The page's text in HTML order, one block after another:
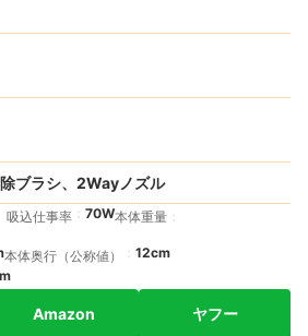
ブラシ、2Wayノズル
吸込仕事率 70W本体重量
本体奥行（公称値）
12cm
Amazon ヤフー